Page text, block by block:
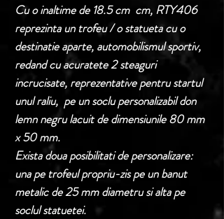
Cu o inaltime de 18.5 cm cm, RTY406
reprezinta un trofeu / o statueta cu o
destinatie aparte, automobilismul sportiv,
redand cu acuratete 2 steaguri
incrucisate, reprezentative pentru startul
unul raliu, pe un soclu personalizabil don
lemn negru lacuit de dimensiunile 80 mm
x 50 mm.
Exista doua posibilitati de personalizare:
una pe trofeul propriu-zis pe un banut
metalic de 25 mm diametru si alta pe
soclul statuetei.